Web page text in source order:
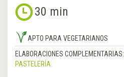
30 min
APTO PARA VEGETARIANOS
ELABORACIONES COMPLEMENTARIAS:
PASTELERÍA